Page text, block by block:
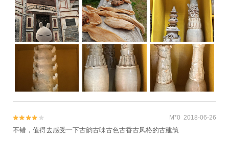

 M*0 2018-06-26
不错，值得去感受一下古韵古味古色古香古风格的古建筑